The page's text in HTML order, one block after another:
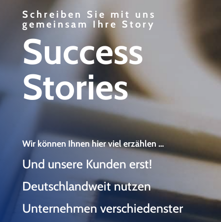
Schreiben Sie mit uns
gemeinsam Ihre Story
Success
Stories
Wir können Ihnen hier viel erzählen …
Und unsere Kunden erst!
Deutschlandweit nutzen
Unternehmen verschiedenster